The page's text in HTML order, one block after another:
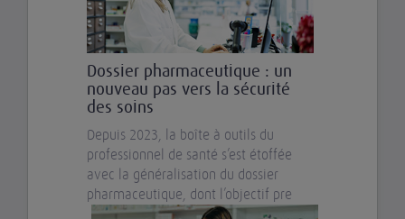
Dossier pharmaceutique : un
nouveau pas vers la sécurité
des soins
Depuis 2023, la boîte à outils du
professionnel de santé s’est étoffée
avec la généralisation du dossier
pharmaceutique, dont l’objectif pre